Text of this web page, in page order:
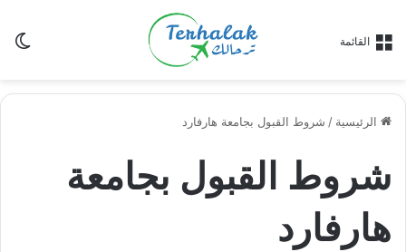
القائمة
الرئيسية / شروط القبول بجامعة هارفارد
شروط القبول بجامعة
هارفارد